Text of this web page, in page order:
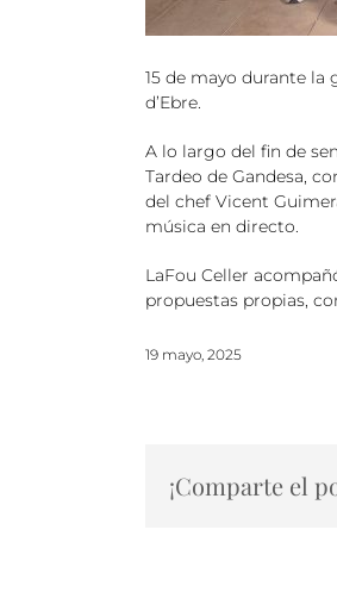
15 de mayo durante la
d’Ebre.
A lo largo del fin de
Tardeo de Gandesa,
del chef Vicent
música en directo.
LaFou Celler
propuestas propias,
19 mayo, 2025
¡Comparte el